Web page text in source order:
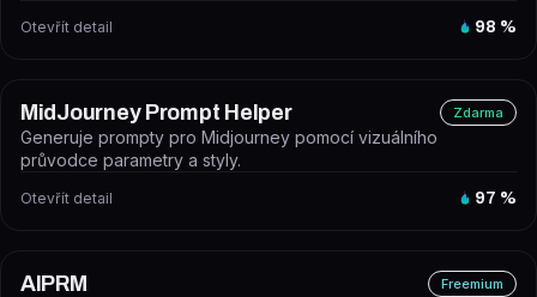
Otevřít detail 98 %
MidJourney Prompt Helper Zdarma
Generuje prompty pro Midjourney pomocí vizuálního
průvodce parametry a styly.
Otevřít detail 97 %
AIPRM Freemium